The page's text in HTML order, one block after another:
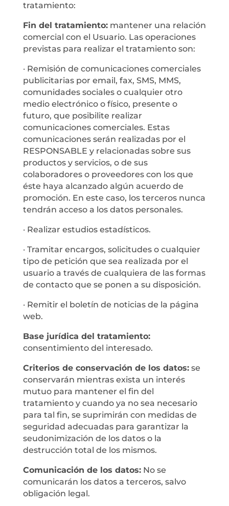
tratamiento:
Fin del tratamiento:mantener una relación
comercial con el Usuario. Las operaciones
previstas para realizar el tratamiento son:
· Remisión de comunicaciones comerciales
publicitarias por email, fax, SMS, MMS,
comunidades sociales o cualquier otro
medio electrónico o físico, presente o
futuro, que posibilite realizar
comunicaciones comerciales. Estas
comunicaciones serán realizadas por el
RESPONSABLE y relacionadas sobre sus
productos y servicios, o de sus
colaboradores o proveedores con los que
éste haya alcanzado algún acuerdo de
promoción. En este caso, los terceros nunca
tendrán acceso a los datos personales.
· Realizar estudios estadísticos.
· Tramitar encargos, solicitudes o cualquier
tipo de petición que sea realizada por el
usuario a través de cualquiera de las formas
de contacto que se ponen a su disposición.
· Remitir el boletín de noticias de la página
web.
Base jurídica del tratamiento:
consentimiento del interesado.
Criterios de conservación de los datos:se
conservarán mientras exista un interés
mutuo para mantener el fin del
tratamiento y cuando ya no sea necesario
para tal fin, se suprimirán con medidas de
seguridad adecuadas para garantizar la
seudonimización de los datos o la
destrucción total de los mismos.
Comunicación de los datos: No se
comunicarán los datos a terceros, salvo
obligación legal.